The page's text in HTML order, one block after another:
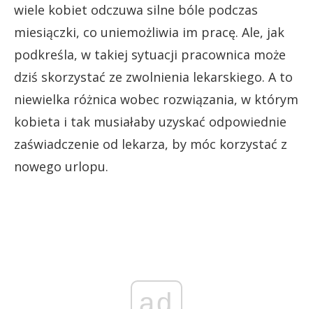
wiele kobiet odczuwa silne bóle podczas
miesiączki, co uniemożliwia im pracę. Ale, jak
podkreśla, w takiej sytuacji pracownica może
dziś skorzystać ze zwolnienia lekarskiego. A to
niewielka różnica wobec rozwiązania, w którym
kobieta i tak musiałaby uzyskać odpowiednie
zaświadczenie od lekarza, by móc korzystać z
nowego urlopu.
ad